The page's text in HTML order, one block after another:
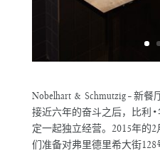
Nobelhart & Schmutzig – 新
接近六年的奋斗之后，比利 •
定一起独立经营。2015年的
们准备对弗里德里希大街